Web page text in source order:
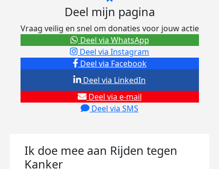
Deel mijn pagina
Vraag veilig en snel om donaties voor jouw actie
Deel via Facebook
Deel via Instagram
Deel via e-mail
Deel via SMS
Deel via LinkedIn
Deel via WhatsApp
Ik doe mee aan Rijden tegen
Kanker